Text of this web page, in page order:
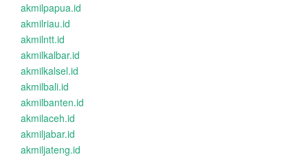
akmilpapua.id
akmilriau.id
akmilntt.id
akmilkalbar.id
akmilkalsel.id
akmilbali.id
akmilbanten.id
akmilaceh.id
akmiljabar.id
akmiljateng.id